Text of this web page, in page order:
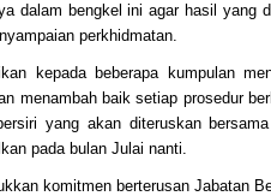
dalam bengkel ini agar hasil yang
perkhidmatan.
kepada beberapa kumpulan
menambah baik setiap prosedur
yang akan diteruskan
pada bulan Julai nanti.
komitmen berterusan Jabatan